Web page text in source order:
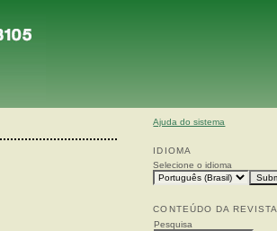
Ajuda do sistema
IDIOMA
Selecione o idioma
CONTEÚDO DA REVISTA
Pesquisa